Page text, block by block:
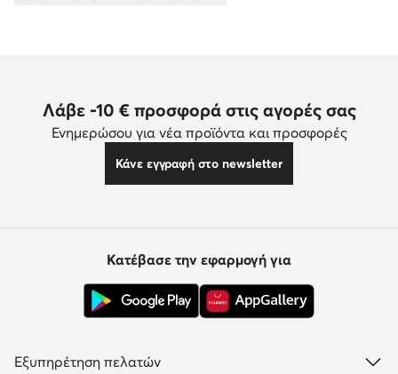
Λάβε -10 € προσφορά στις αγορές σας
Ενημερώσου για νέα προϊόντα και προσφορές
Κάνε εγγραφή στο newsletter
Κατέβασε την εφαρμογή για
Εξυπηρέτηση πελατών